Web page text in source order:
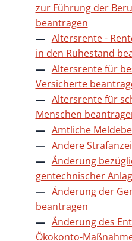
zur Führung der
beantragen
Altersrente -
in den Ruhestand
Altersrente für
Versicherte
Altersrente für
Menschen
Amtliche
Andere
Änderung
gentechnischer
Änderung der
beantragen
Änderung des
Ökokonto-